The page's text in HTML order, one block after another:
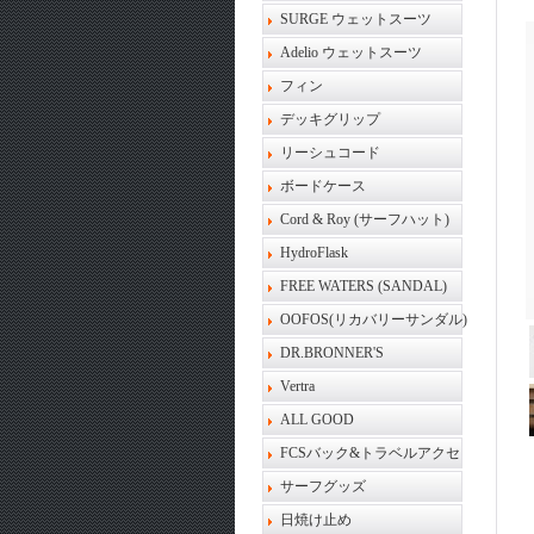
SURGE ウェットスーツ
Adelio ウェットスーツ
フィン
デッキグリップ
リーシュコード
ボードケース
Cord & Roy (サーフハット)
HydroFlask
FREE WATERS (SANDAL)
OOFOS(リカバリーサンダル)
DR.BRONNER'S
Vertra
ALL GOOD
FCSバック&トラベルアクセ
サーフグッズ
日焼け止め